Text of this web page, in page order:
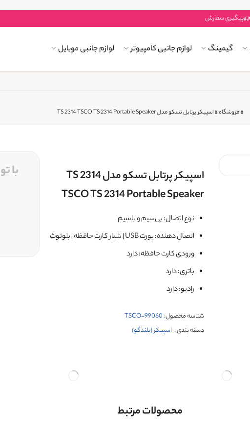
پیگیری سفارش
گیمینگ لوازم جانبی کامپیوتر لوازم جانبی موبایل
»فروشگاه»اسپیکر پرتابل تسکو مدل TS 2314 TSCO TS 2314 Portable Speaker
اسپیکر پرتابل تسکو مدل TS 2314
TSCO TS 2314 Portable Speaker
نوع اتصال: بی‌سیم و باسیم
اتصال دهنده: پورت USB | شیار کارت حافظه | بلوتوث
ورودی کارت حافظه: دارد
باتری: دارد
رادیو: دارد
شناسه محصول: TSCO-99060
دسته بندی : اسپیکر (بلندگو)
با
محصولات مرتبط